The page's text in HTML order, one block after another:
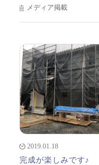
メディア掲載
2019.01.18
完成が楽しみです♪